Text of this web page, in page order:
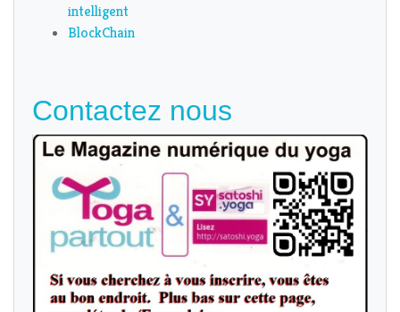
intelligent
BlockChain
Contactez nous